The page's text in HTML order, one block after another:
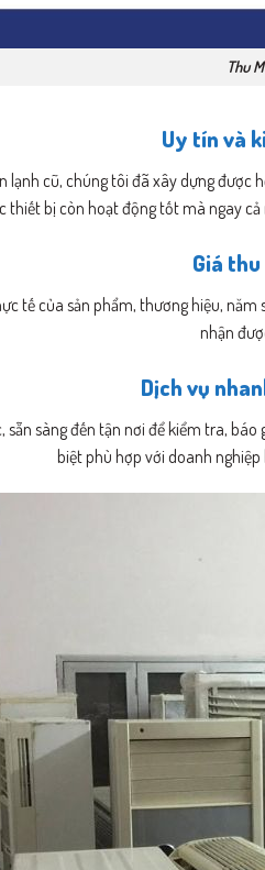
Thu
Uy tín và
cũ, chúng tôi đã xây dựng
thiết bị còn hoạt động tốt mà ngay
Giá
tế của sản phẩm, thương hiệu,
nhận
Dịch vụ
sàng đến tận nơi để kiểm tra,
biệt phù hợp với doanh